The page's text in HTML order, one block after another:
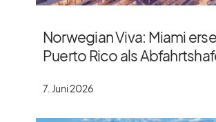
Norwegian Viva: Miami
Puerto Rico als
7. Juni 2026